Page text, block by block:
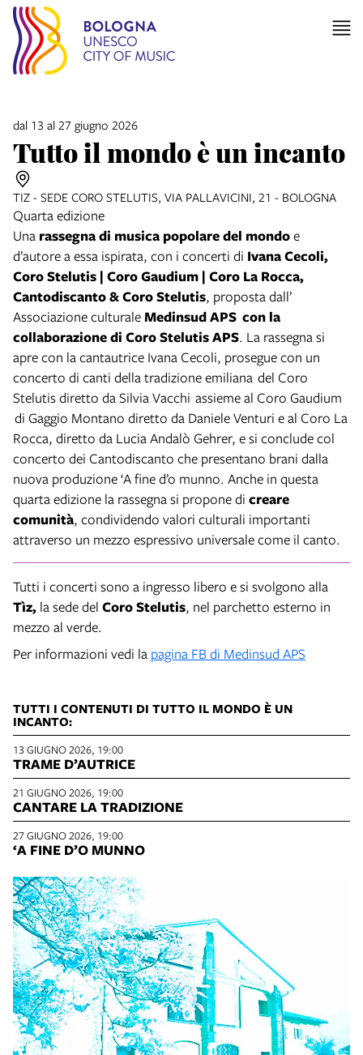
dal 13 al 27 giugno 2026
Tutto il mondo è un incanto
TIZ - SEDE CORO STELUTIS, VIA PALLAVICINI, 21 - BOLOGNA
Quarta edizione
Una rassegna di musica popolare del mondoe
d’autore a essa ispirata, con i concerti di Ivana Cecoli,
Coro Stelutis | Coro Gaudium | Coro La Rocca,
Cantodiscanto & Coro Stelutis, proposta dall’
Associazione culturale Medinsud APS con la
collaborazione di Coro Stelutis APS. La rassegna si
apre con la cantautrice Ivana Cecoli, prosegue con un
concerto di canti della tradizione emiliana del Coro
Stelutis diretto da Silvia Vacchi assieme al Coro Gaudium
di Gaggio Montano diretto da Daniele Venturi e al Coro La
Rocca, diretto da Lucia Andalò Gehrer, e si conclude col
concerto dei Cantodiscanto che presentano brani dalla
nuova produzione ‘A fine d’o munno. Anche in questa
quarta edizione la rassegna si propone di creare
comunità, condividendo valori culturali importanti
attraverso un mezzo espressivo universale come il canto.
Tutti i concerti sono a ingresso libero e si svolgono alla
Tìz, la sede del Coro Stelutis, nel parchetto esterno in
mezzo al verde.
Per informazioni vedi la pagina FB di Medinsud APS
TUTTI I CONTENUTI DI TUTTO IL MONDO È UN
INCANTO:
13 GIUGNO 2026, 19:00
TRAME D’AUTRICE
21 GIUGNO 2026, 19:00
CANTARE LA TRADIZIONE
27 GIUGNO 2026, 19:00
‘A FINE D’O MUNNO